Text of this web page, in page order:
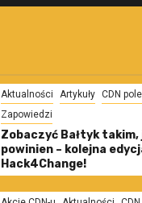
Aktualności Artykuły CDN
Zapowiedzi
Zobaczyć Bałtyk takim,
powinien – kolejna
Hack4Change!